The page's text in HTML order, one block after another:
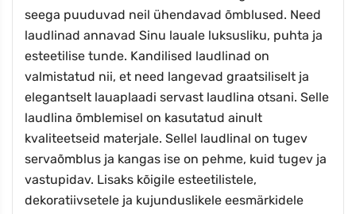
seega puuduvad neil ühendavad õmblused. Need
laudlinad annavad Sinu lauale luksusliku, puhta ja
esteetilise tunde. Kandilised laudlinad on
valmistatud nii, et need langevad graatsiliselt ja
elegantselt lauaplaadi servast laudlina otsani. Selle
laudlina õmblemisel on kasutatud ainult
kvaliteetseid materjale. Sellel laudlinal on tugev
servaõmblus ja kangas ise on pehme, kuid tugev ja
vastupidav. Lisaks kõigile esteetilistele,
dekoratiivsetele ja kujunduslikele eesmärkidele